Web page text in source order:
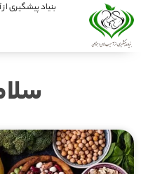
بنیاد پیشگیری